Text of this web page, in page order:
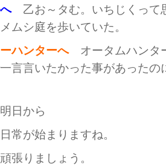
乙お～タむ。いちじくって
ムシ庭を歩いていた。
ーハンターへオータムハンタ
言言いたかった事があったの
日から
常が始まりますね。
張りましょう。